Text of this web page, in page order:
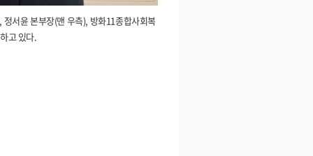
서윤 본부장(맨 우측), 방화11종합사회복
고 있다.